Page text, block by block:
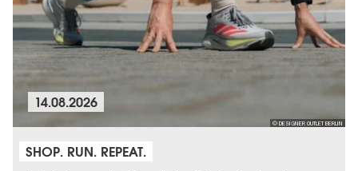
© DESIGNER OUTLET BERLIN
14.08.2026
SHOP. RUN. REPEAT.